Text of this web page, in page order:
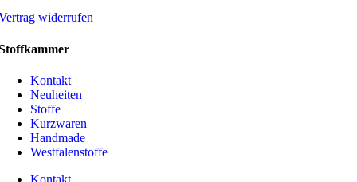
widerrufen
Kontakt
Neuheiten
Stoffe
Kurzwaren
Handmade
Westfalenstoffe
Kontakt